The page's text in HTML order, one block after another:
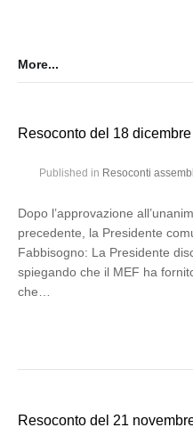
More...
Resoconto del 18
Published in Resoconti
Dopo l’approvazione
precedente, la Presidente
Fabbisogno: La Presidente
spiegando che il MEF ha
che…
Resoconto del 21